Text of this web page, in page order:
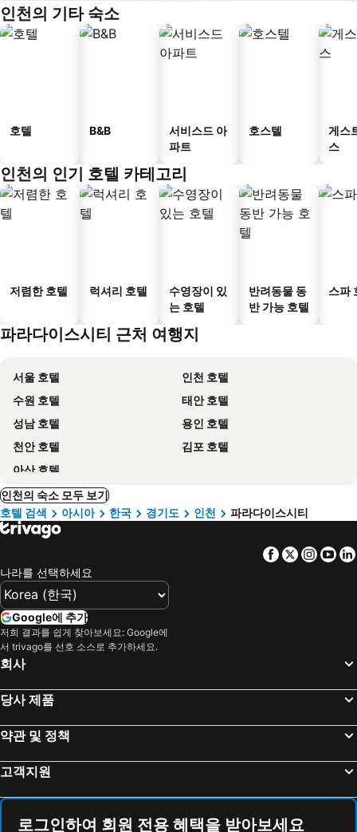
인천의 기타 숙소
호텔 B&B
서비스드 아
파트
호스텔
게스
스
인천의 인기 호텔 카테고리
저렴한 호텔 럭셔리 호텔
수영장이 있
는 호텔
반려동물 동
반 가능 호텔
스파
파라다이스시티 근처 여행지
서울 호텔
인천 호텔
수원 호텔
태안 호텔
성남 호텔
용인 호텔
천안 호텔
김포 호텔
아산 호텔
인천의 숙소 모두 보기
호텔 검색
아시아 한국 경기도 인천 파라다이스시티
Facebook
Twitter
나라를 선택하세요
Google에 추가
저희 결과를 쉽게 찾아보세요: Google에
서 trivago를 선호 소스로 추가하세요.
회사
당사 제품
약관 및 정책
고객지원
로그인하여 회원 전용 혜택을 받아보세요